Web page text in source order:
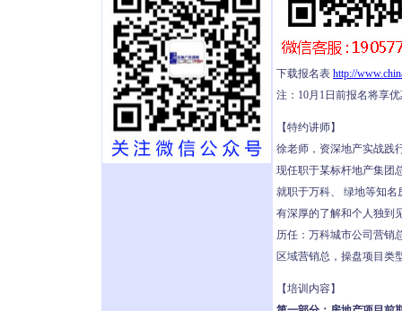
下载报名表 http://
注：10月1日前报名将享
【特约讲师】
徐老师，资深地产实战践
现任职于某标杆地产集团
就职于万科、 绿地等知
有深厚的了解和个人独到
历任：万科城市公司营销
区域营销总，操盘项目类
【培训内容】